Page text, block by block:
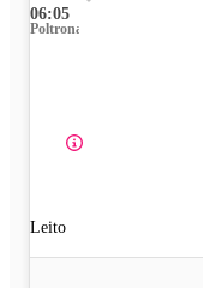
06:05
Poltrona
Leito